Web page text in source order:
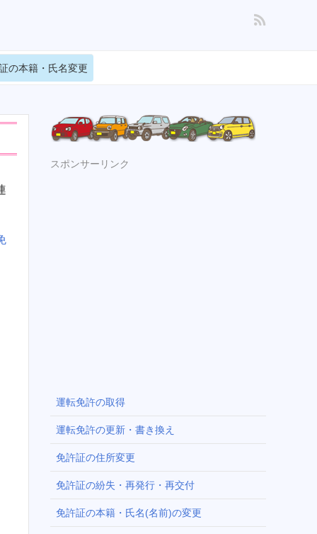
の本籍・氏名変更
スポンサーリンク
運転免許の取得
運転免許の更新・書き換え
免許証の住所変更
免許証の紛失・再発行・再交付
免許証の本籍・氏名(名前)の変更